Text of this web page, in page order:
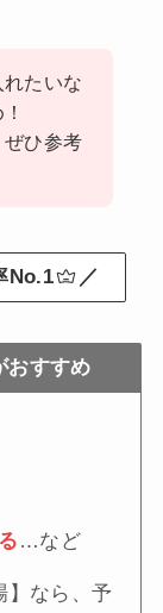
たいな
ひ参考
No.1 ／
おすすめ
…など
】なら、予